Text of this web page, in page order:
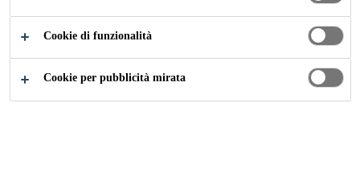
Cookie di funzionalità
Cookie per pubblicità mirata